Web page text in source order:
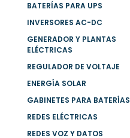
BATERÍAS PARA UPS
INVERSORES AC-DC
GENERADOR Y PLANTAS
ELÉCTRICAS
REGULADOR DE VOLTAJE
ENERGÍA SOLAR
GABINETES PARA BATERÍAS
REDES ELÉCTRICAS
REDES VOZ Y DATOS